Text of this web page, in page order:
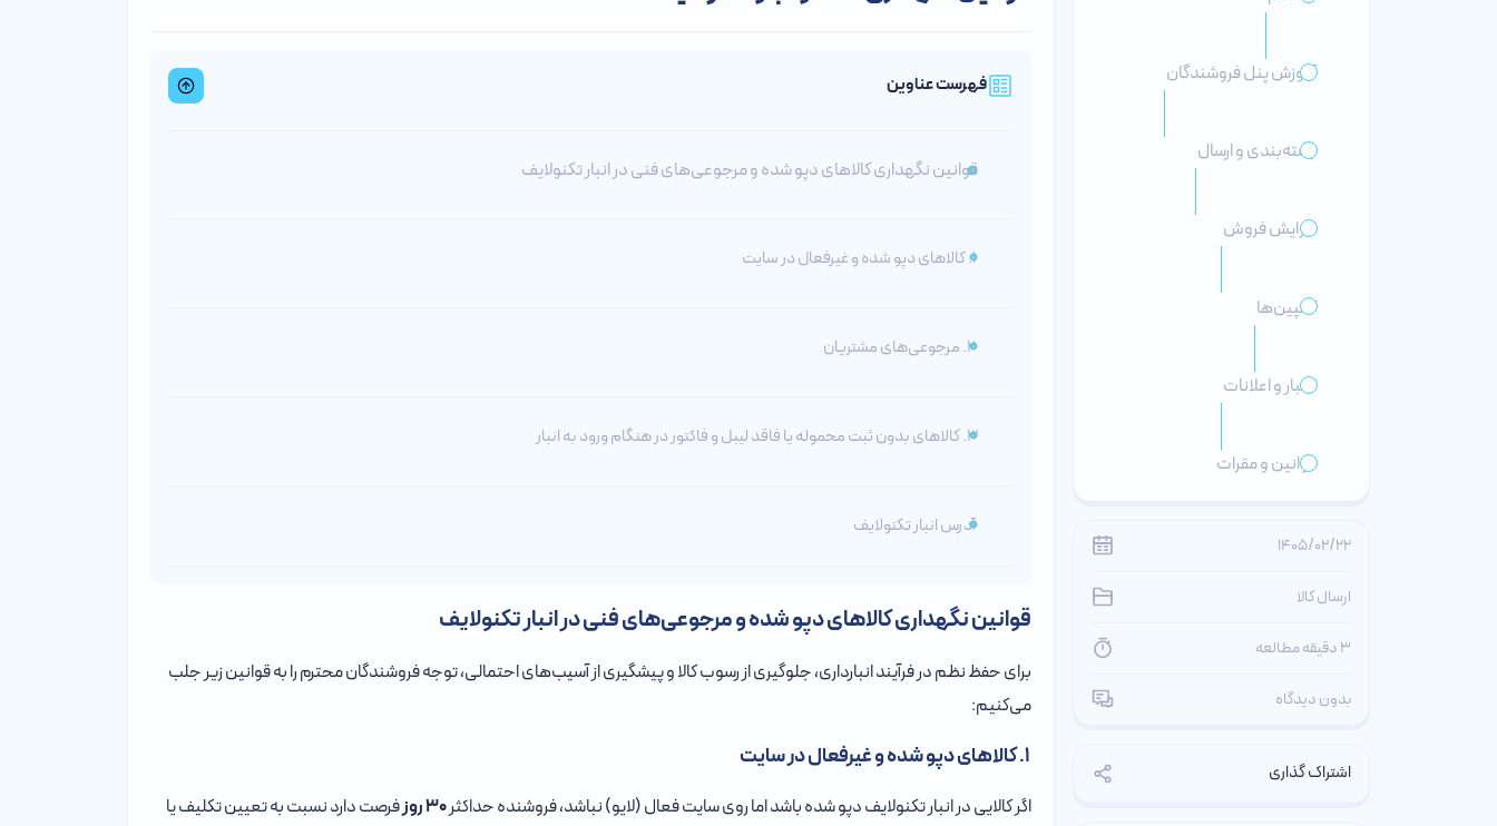
فهرست عناوین
قوانین نگهداری کالاهای دپو شده و مرجوعی‌های فنی در انبار تکنولایف
۱. کالاهای دپو شده و غیرفعال در سایت
۲. مرجوعی‌های مشتریان
۳. کالاهای بدون ثبت محموله یا فاقد لیبل و فاکتور در هنگام ورود به انبار
آدرس انبار تکنولایف
قوانین نگهداری کالاهای دپو شده و مرجوعی‌های فنی در انبار تکنولایف
برای حفظ نظم در فرآیند انبارداری، جلوگیری از رسوب کالا و پیشگیری از آسیب‌های احتمالی، توجه فروشندگان محترم را به قوانین زیر جلب
می‌کنیم:
اگر کالایی در انبار تکنولایف دپو شده باشد اما روی سایت فعال (لایو) نباشد، فروشنده حداکثر۳۰ روز
فرصت دارد نسبت به تعیین تکلیف یا
آموزش پنل فروشندگان
بسته‌بندی و ارسال
افزایش فروش
کمپین‌ها
اخبار و اعلانات
قوانین و مقرات
1405/02/22
ارسال کالا
3 دقیقه مطالعه
بدون دیدگاه
اشتراک گذاری